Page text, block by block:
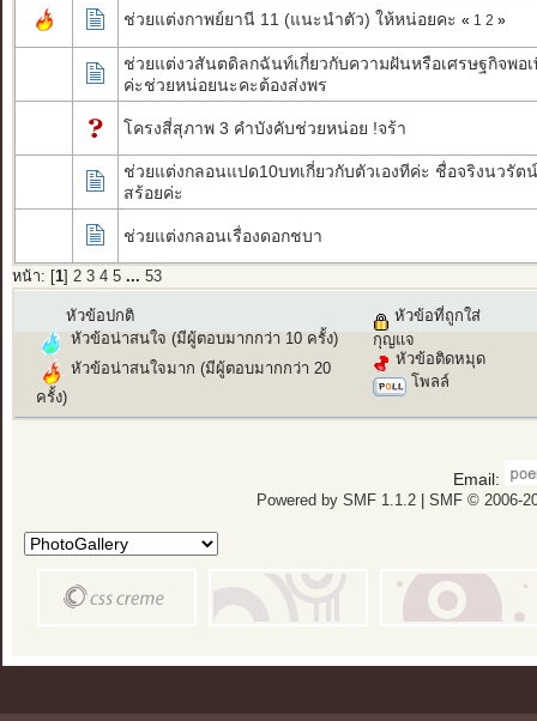
ช่วยแต่งกาพย์ยานี 11 (แนะนำตัว) ให้หน่อยคะ « 1 2 »
ช่วยแต่งวสันตดิลกฉันท์เกี่ยวกับความฝันหรือเศรษฐกิจพอ
ค่ะช่วยหน่อยนะคะต้องส่งพร
โครงสี่สุภาพ 3 คำบังคับช่วยหน่อย !จร้า
ช่วยแต่งกลอนแปด10บทเกี่ยวกับตัวเองทีค่ะ ชื่อจริงนวรัต
สร้อยค่ะ
ช่วยแต่งกลอนเรื่องดอกชบา
หน้า: [ 1] 2 3 4 5 ... 53
หัวข้อปกติ
หัวข้อน่าสนใจ (มีผู้ตอบมากกว่า 10 ครั้ง)
หัวข้อน่าสนใจมาก (มีผู้ตอบมากกว่า 20
ครั้ง)
หัวข้อที่ถูกใส่
กุญแจ
หัวข้อติดหมุด
โพลล์
Email:
Powered by SMF 1.1.2| SMF © 2006-